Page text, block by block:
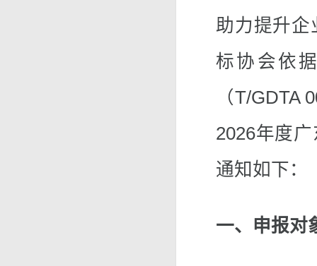
助力提升企
标协会依
（T/GDTA
2026年度
通知如下：
一、申报对